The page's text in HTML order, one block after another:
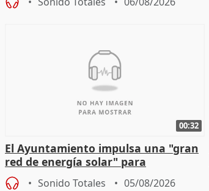
00:32
El Ayuntamiento impulsa una "gran
red de energía solar" para
autoconsumo
Sonido Totales 05/08/2026